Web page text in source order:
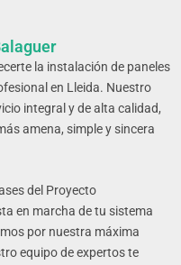
la instalación de paneles
en Lleida. Nuestro
integral y de alta calidad,
amena, simple y sincera
del Proyecto
en marcha de tu sistema
por nuestra máxima
equipo de expertos te